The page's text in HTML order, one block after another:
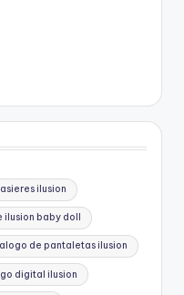
ilusion
baby doll
de pantaletas ilusion
digital ilusion